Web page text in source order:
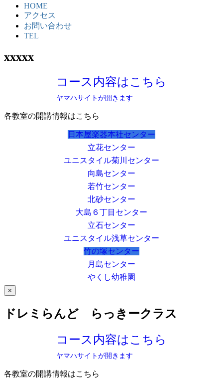
HOME
アクセス
お問い合わせ
TEL
xxxxx
コース内容はこちら
ヤマハサイトが開きます
各教室の開講情報はこちら
日本屋楽器本社センター
立花センター
ユニスタイル菊川センター
向島センター
若竹センター
北砂センター
大島６丁目センター
立石センター
ユニスタイル浅草センター
竹の塚センター
月島センター
やくし幼稚園
×
ドレミらんど らっきークラス
コース内容はこちら
ヤマハサイトが開きます
各教室の開講情報はこちら